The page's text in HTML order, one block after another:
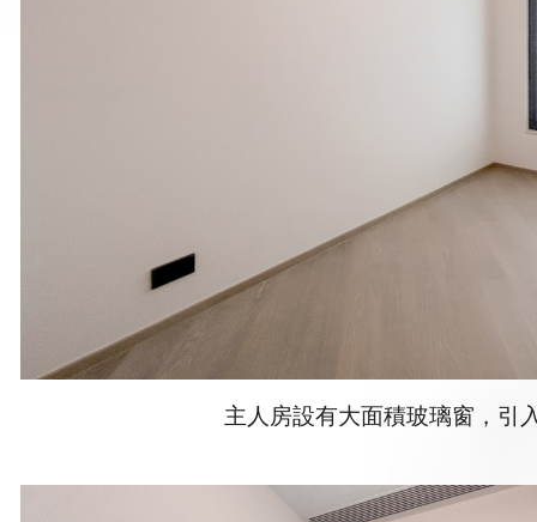
主人房設有大面積玻璃窗，引